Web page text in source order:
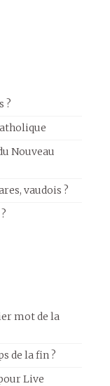
?
Nouveau
vaudois ?
mot de la
de la fin ?
Live